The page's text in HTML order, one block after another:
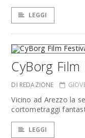
LEGGI
CyBorg
DI REDAZIONE
Vicino ad Arezzo la
cortometraggi
LEGGI